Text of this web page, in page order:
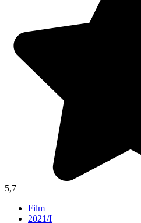
5,7
Film
2021/I